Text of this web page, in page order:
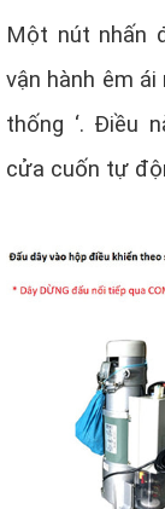
Một nút nhấn
vận hành êm ái
thống ‘. Điều
cửa cuốn tự